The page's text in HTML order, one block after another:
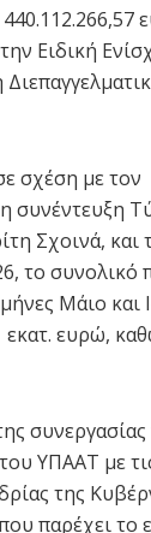
Ειδική
σχέση με τον
συνέντευξη
Σχοινά, και
το συνολικό
Μάιο και
ευρώ,
συνεργασίας
ΥΠΑΑΤ με
της
παρέχει το